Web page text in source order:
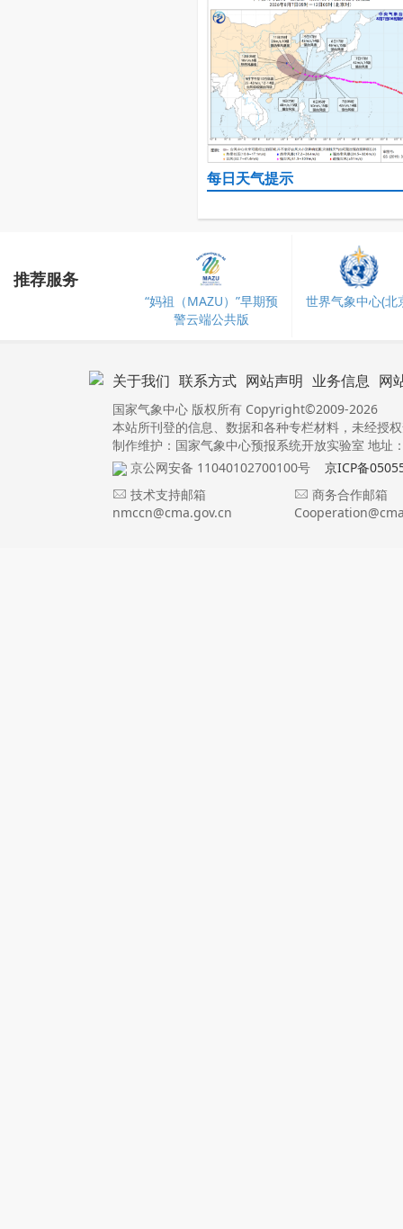
每日天气提示
推荐服务
“妈祖（MAZU）”早期预
警云端公共版
世界气象中心(北
关于我们 联系方式 网站声明 业务信息 网
国家气象中心 版权所有 Copyright©2009-2026
本站所刊登的信息、数据和各种专栏材料，未经授
制作维护：国家气象中心预报系统开放实验室 地址
京公网安备 11040102700100号
京ICP备
技术支持邮箱
nmccn@cma.gov.cn
商务合作邮箱